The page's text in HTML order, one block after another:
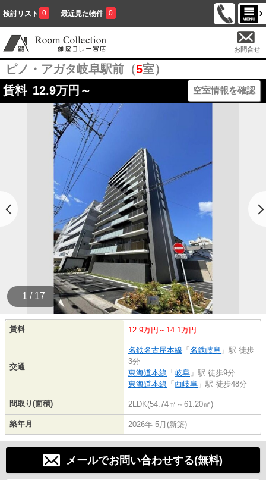
検討リスト 0 最近見た物件 0
お問合せ
ピノ・アガタ岐阜駅前（5室）
賃料 12.9万円～ 空室情報を確認
1 / 17
賃料 12.9万円～14.1万円
交通
名鉄名古屋本線 「 名鉄岐阜 」駅 徒歩
3分
東海道本線 「 岐阜 」駅 徒歩9分
東海道本線 「 西岐阜 」駅 徒歩48分
間取り(面積) 2LDK(54.74㎡～61.20㎡)
築年月 2026年 5月(新築)
メールでお問い合わせする(無料)